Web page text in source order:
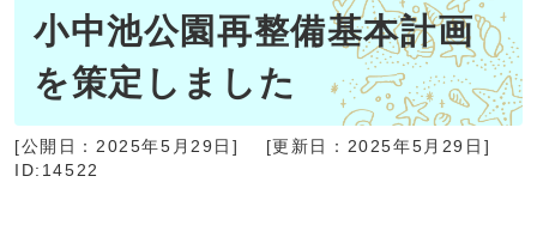
小中池公園再整備基本計画
を策定しました
[公開日： 2025年5月29日 ] [更新日： 2025年5月29日 ]
ID:14522